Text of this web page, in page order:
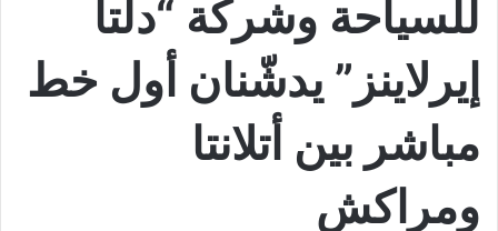
للسياحة وشركة “دلتا
إيرلاينز” يدشّنان أول خط
مباشر بين أتلانتا
ومراكش